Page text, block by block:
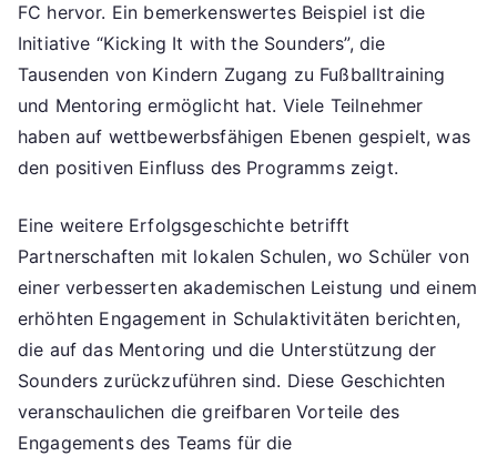
FC hervor. Ein bemerkenswertes Beispiel ist die
Initiative “Kicking It with the Sounders”, die
Tausenden von Kindern Zugang zu Fußballtraining
und Mentoring ermöglicht hat. Viele Teilnehmer
haben auf wettbewerbsfähigen Ebenen gespielt, was
den positiven Einfluss des Programms zeigt.
Eine weitere Erfolgsgeschichte betrifft
Partnerschaften mit lokalen Schulen, wo Schüler von
einer verbesserten akademischen Leistung und einem
erhöhten Engagement in Schulaktivitäten berichten,
die auf das Mentoring und die Unterstützung der
Sounders zurückzuführen sind. Diese Geschichten
veranschaulichen die greifbaren Vorteile des
Engagements des Teams für die